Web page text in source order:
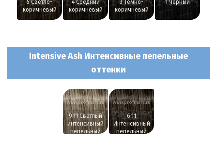
5 Светло-
коричневый
4 Средний
коричневый
3 Темно-
коричневый
1 Черный
Intensive Ash Интенсивные пепельные
оттенки
www.profhairs.ru
9.11 Светлый
интенсивный
пепельный
www.profhairs.ru
6.11
Интенсивный
пепельный